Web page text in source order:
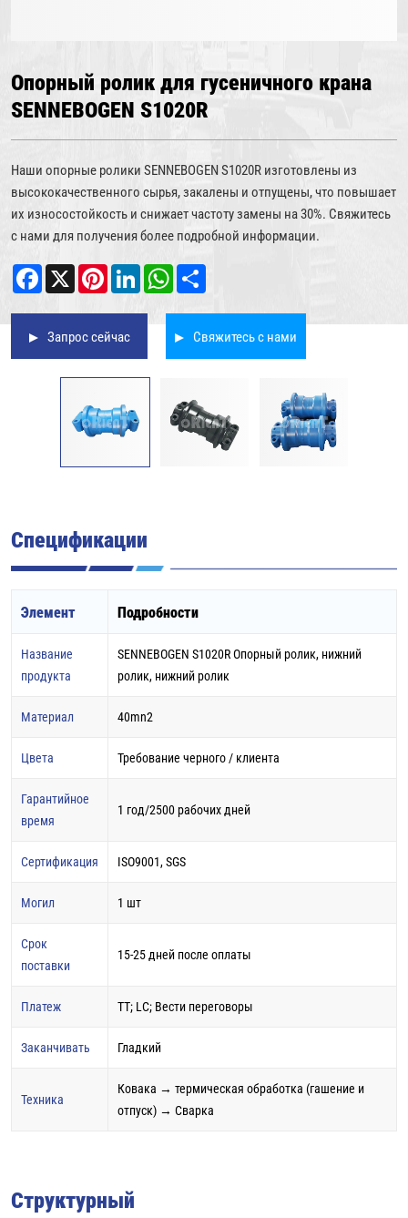
Опорный ролик для гусеничного крана
SENNEBOGEN S1020R
Наши опорные ролики SENNEBOGEN S1020R изготовлены из
высококачественного сырья, закалены и отпущены, что повышает
их износостойкость и снижает частоту замены на 30%. Свяжитесь
с нами для получения более подробной информации.
Facebook
X PinterestLinkedInWhatsApp
Запрос сейчас Свяжитесь с нами
Спецификации
Элемент Подробности
Название
продукта
SENNEBOGEN S1020R Опорный ролик, нижний
ролик, нижний ролик
Материал 40mn2
Цвета Требование черного / клиента
Гарантийное
время
1 год/2500 рабочих дней
Сертификация ISO9001, SGS
Могил 1 шт
Срок
поставки
15-25 дней после оплаты
Платеж TT; LC; Вести переговоры
Заканчивать Гладкий
Техника
Ковака → термическая обработка (гашение и
отпуск) → Сварка
Структурный